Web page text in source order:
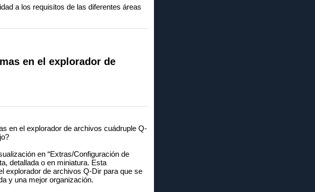
a los requisitos de las diferentes áreas
en el explorador de
en el explorador de archivos cuádruple Q-
en “Extras/Configuración de
detallada o en miniatura. Esta
explorador de archivos Q-Dir para que se
y una mejor organización.